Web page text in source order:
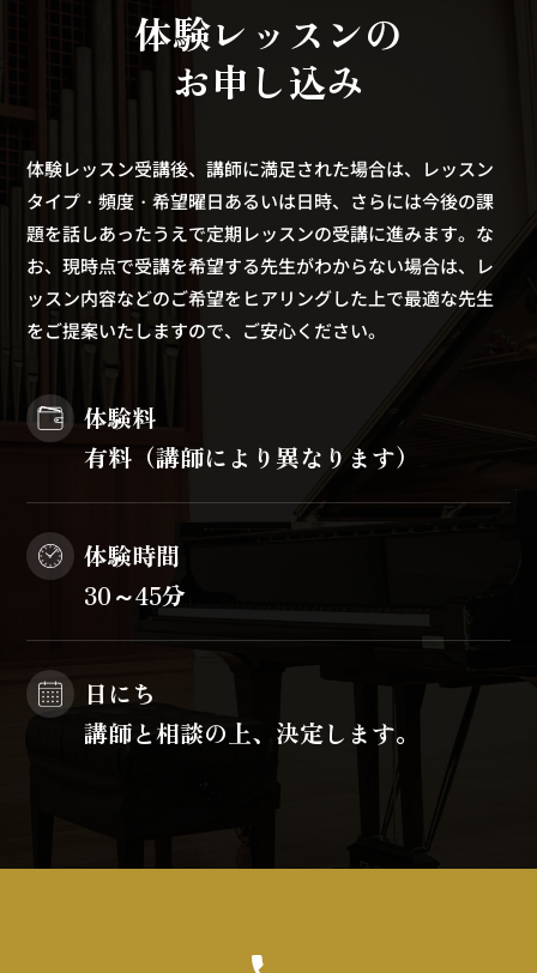
体験レ ッ ス ンの
お申し込み
体験レッスン受講後、講師に満足された場合は、レッスン
タイプ・頻度・希望曜日あるいは日時、さらには今後の課
題を話しあったうえで定期レッスンの受講に進みます。な
お、現時点で受講を希望する先生がわからない場合は、レ
ッスン内容などのご希望をヒアリングした上で最適な先生
をご提案いたしますので、ご安心ください。
体験料
有料（講師により異なります）
体験時間
30～45分
日にち
講師と相談の上、決定します。